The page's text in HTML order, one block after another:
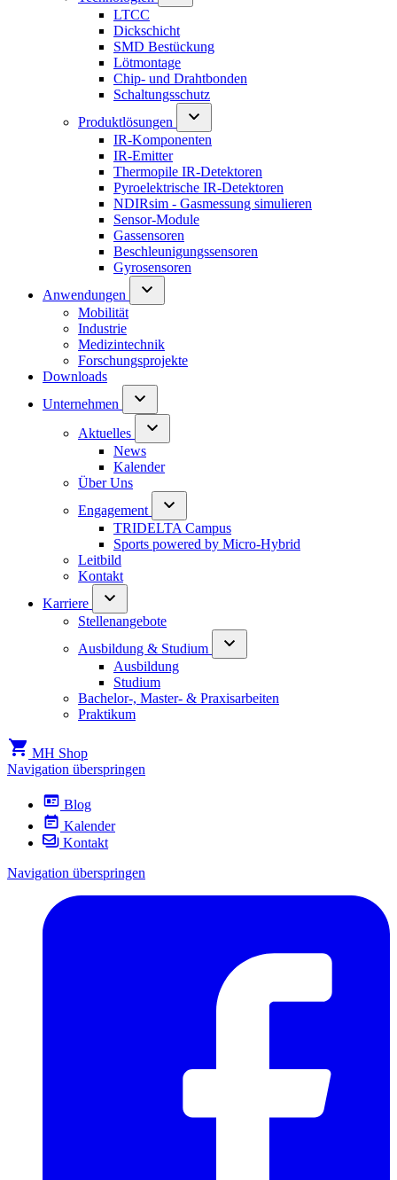
LTCC
Dickschicht
SMD Bestückung
Lötmontage
Chip- und Drahtbonden
Schaltungsschutz
Produktlösungen
IR-Komponenten
IR-Emitter
Thermopile IR-Detektoren
Pyroelektrische IR-Detektoren
NDIRsim - Gasmessung simulieren
Sensor-Module
Gassensoren
Beschleunigungssensoren
Gyrosensoren
Anwendungen
Mobilität
Industrie
Medizintechnik
Forschungsprojekte
Downloads
Unternehmen
Aktuelles
News
Kalender
Über Uns
Engagement
TRIDELTA Campus
Sports powered by Micro-Hybrid
Leitbild
Kontakt
Karriere
Stellenangebote
Ausbildung & Studium
Ausbildung
Studium
Bachelor-, Master- & Praxisarbeiten
Praktikum
MH Shop
Navigation überspringen
Blog
Kalender
Kontakt
Navigation überspringen